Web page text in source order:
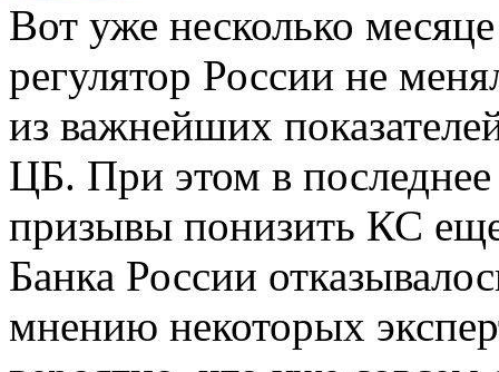
Вот уже несколько
регулятор России не
из важнейших
ЦБ. При этом в последнее
призывы понизить КС
Банка России
мнению некоторых